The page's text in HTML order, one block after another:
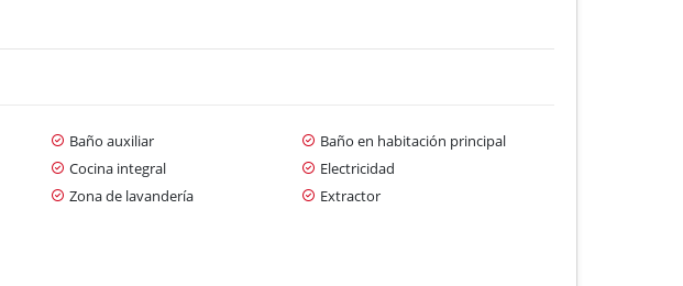
Baño auxiliar
Baño en habitación principal
Cocina integral
Electricidad
Zona de lavandería
Extractor